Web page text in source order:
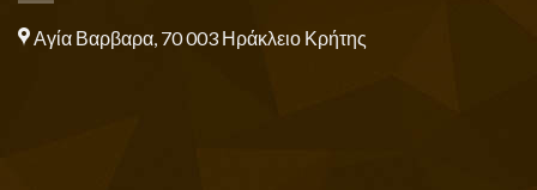
Αγία Βαρβαρα, 70 003 Ηράκλειο Κρήτης